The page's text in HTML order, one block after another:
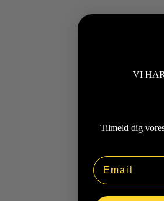
VI
Tilmeld dig
Email